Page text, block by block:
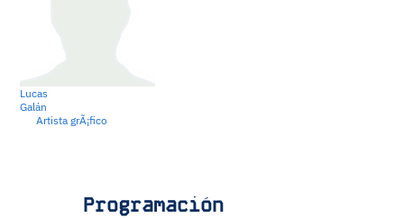
Lucas
Galán
Artista grÃ¡fico
Programación